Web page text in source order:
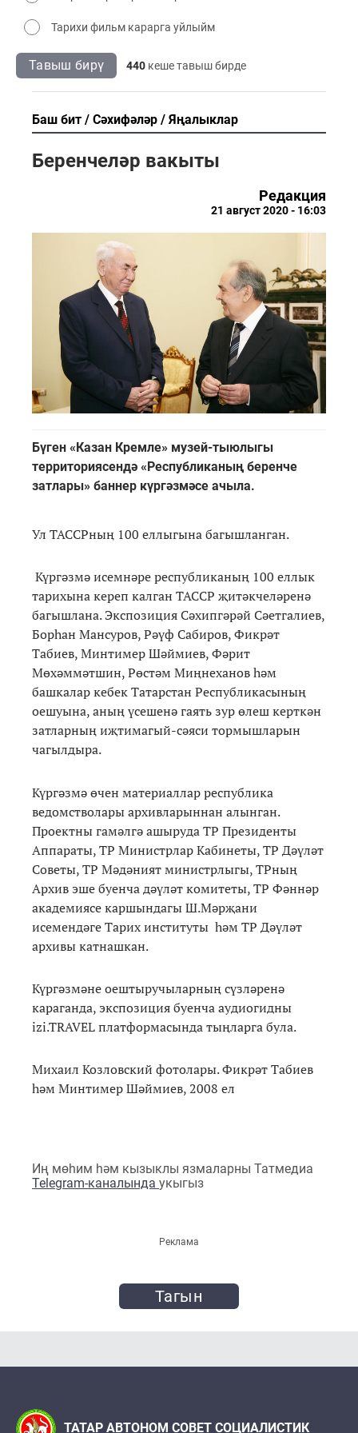
Тарихи фильм карарга уйлыйм
Тавыш бирү 440 кеше тавыш бирде
Баш бит Сәхифәләр Яңалыклар
Беренчеләр вакыты
Редакция
21 август 2020 - 16:03
Бүген «Казан Кремле» музей-тыюлыгы
территориясендә «Республиканың беренче
затлары» баннер күргәзмәсе ачыла.
Ул ТАССРның 100 еллыгына багышланган.
Күргәзмә исемнәре республиканың 100 еллык
тарихына кереп калган ТАССР җитәкчеләренә
багышлана. Экспозиция Сәхипгәрәй Сәетгалиев,
Борһан Мансуров, Рәүф Сабиров, Фикрәт
Табиев, Минтимер Шәймиев, Фәрит
Мөхәммәтшин, Рөстәм Миңнеханов һәм
башкалар кебек Татарстан Республикасының
оешуына, аның үсешенә гаять зур өлеш керткән
затларның иҗтимагый-сәяси тормышларын
чагылдыра.
Күргәзмә өчен материаллар республика
ведомстволары архивларыннан алынган.
Проектны гамәлгә ашыруда ТР Президенты
Аппараты, ТР Министрлар Кабинеты, ТР Дәүләт
Советы, ТР Мәдәният министрлыгы, ТРның
Архив эше буенча дәүләт комитеты, ТР Фәннәр
академиясе каршындагы Ш.Мәрҗани
исемендәге Тарих институты һәм ТР Дәүләт
архивы катнашкан.
Күргәзмәне оештыручыларның сүзләренә
караганда, экспозиция буенча аудиогидны
izi.TRAVEL платформасында тыңларга була.
Михаил Козловский фотолары. Фикрәт Табиев
һәм Минтимер Шәймиев, 2008 ел
Иң мөһим һәм кызыклы язмаларны Татмедиа
Telegram-каналында укыгыз
Реклама
Тагын
ТАТАР АВТОНОМ СОВЕТ СОЦИАЛИСТИК